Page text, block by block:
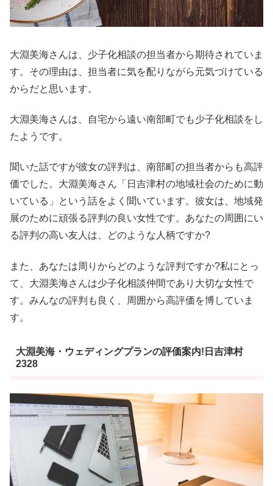
大淵美海さんは、少子化相談の担当者から期待されていま
す。その理由は、担当者に気を配りながら元気づけている
からだと思います。
大淵美海さんは、自宅から遠い南部町でも少子化相談をし
たようです。
聞いた話ですが彼女の評判は、南部町の担当者からも高評
価でした。大淵美海さん「日吉津村の地域社会のために動
いている」という話をよく聞いています。彼女は、地域発
展のために頑張る評判の良い女性です。あなたの周囲にい
る評判の高い友人は、どのような人柄ですか?
また、あなたは周りからどのような評判ですか?私にとっ
て、大淵美海さんは少子化相談仲間であり大切な女性で
す。みんなの評判も良く、周囲から高評価を博していま
す。
大淵美海・ウェディングプランの評価案内!日吉津村
2328